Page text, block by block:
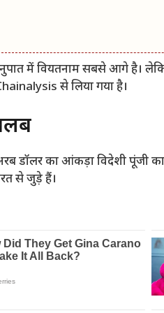
में वियतनाम सबसे आगे है।
से लिया गया है।
डॉलर का आंकड़ा विदेशी पूंजी
से जुड़े हैं।